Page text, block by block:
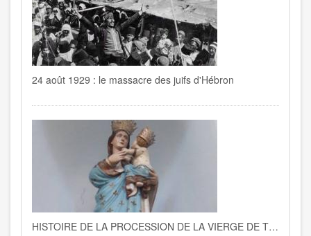
24 août 1929 : le massacre des juifs d'Hébron
HISTOIRE DE LA PROCESSION DE LA VIERGE DE TRAPANI A LA GOULETTE